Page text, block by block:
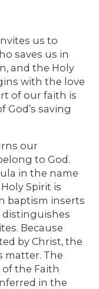
us to
saves us in
and the Holy
with the love
of our faith is
saving
our
to God.
in the name
Spirit is
baptism inserts
Because
by Christ, the
matter. The
the Faith
in the